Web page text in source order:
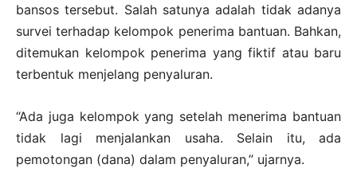
bansos tersebut. Salah satunya adalah tidak adanya
survei terhadap kelompok penerima bantuan. Bahkan,
ditemukan kelompok penerima yang fiktif atau baru
terbentuk menjelang penyaluran.
“Ada juga kelompok yang setelah menerima bantuan
tidak lagi menjalankan usaha. Selain itu, ada
pemotongan (dana) dalam penyaluran,” ujarnya.